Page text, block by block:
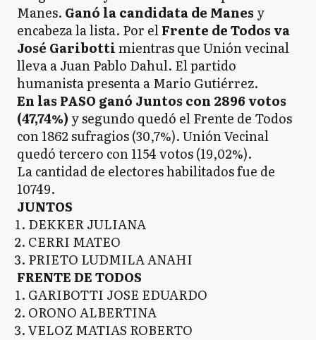
Manes. Ganó la candidata de Manes y
encabeza la lista. Por elFrente de Todos va
José Garibottimientras que Unión vecinal
lleva a Juan Pablo Dahul. El partido
humanista presenta a Mario Gutiérrez.
En las PASO ganó Juntos con 2896 votos
(47,74%) y segundo quedó el Frente de Todos
con 1862 sufragios (30,7%). Unión Vecinal
quedó tercero con 1154 votos (19,02%).
La cantidad de electores habilitados fue de
10749.
JUNTOS
DEKKER JULIANA
CERRI MATEO
PRIETO LUDMILA ANAHI
FRENTE DE TODOS
GARIBOTTI JOSE EDUARDO
ORONO ALBERTINA
VELOZ MATIAS ROBERTO